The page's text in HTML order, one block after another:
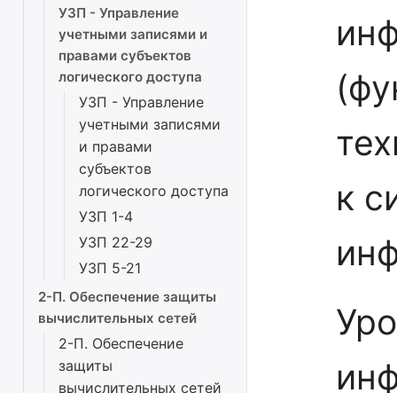
УЗП - Управление
учетными записями и
правами субъектов
логического доступа
УЗП - Управление
учетными записями
и правами
субъектов
логического доступа
УЗП 1-4
УЗП 22-29
УЗП 5-21
2-П. Обеспечение защиты
вычислительных сетей
2-П. Обеспечение
защиты
вычислительных сетей
к